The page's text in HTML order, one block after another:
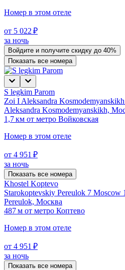
Номер в этом отеле
от 5 022 ₽
за ночь
Войдите и получите скидку до 40%
Показать все номера
S legkim Parom
Zoi I Aleksandra
Aleksandra Kosmodemyanskikh,
1,7 км от метро Войковская
Номер в этом отеле
от 4 951 ₽
за ночь
Показать все номера
Khostel Koptevo
Starokoptevskiy Pereulok 7 Moscow
Pereulok, Москва
487 м от метро Коптево
Номер в этом отеле
от 4 951 ₽
за ночь
Показать все номера